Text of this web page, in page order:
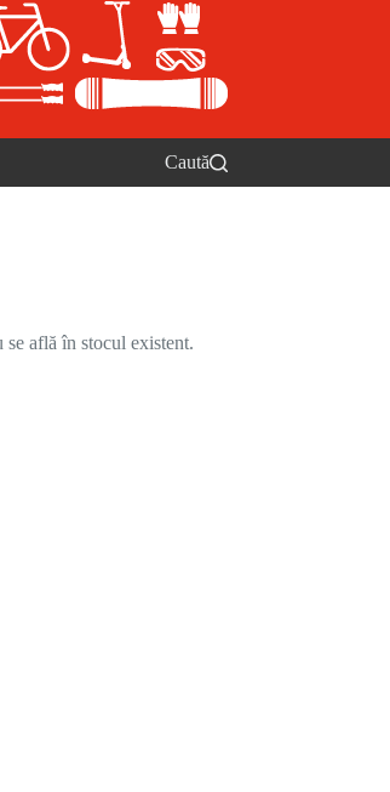
Caută
se află în stocul existent.